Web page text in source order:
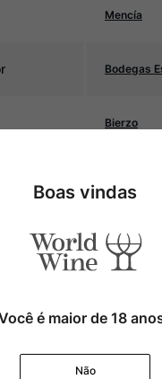
Mencía
Bodegas
Bierzo
violáceos
Boas vindas
é maior de 18
Não